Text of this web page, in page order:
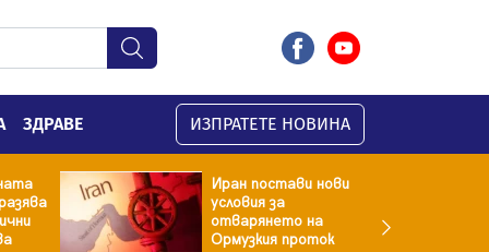
ЗДРАВЕ ИЗПРАТЕТЕ НОВИНА
Иран постави нови
условия за
отварянето на
Ормузкия проток